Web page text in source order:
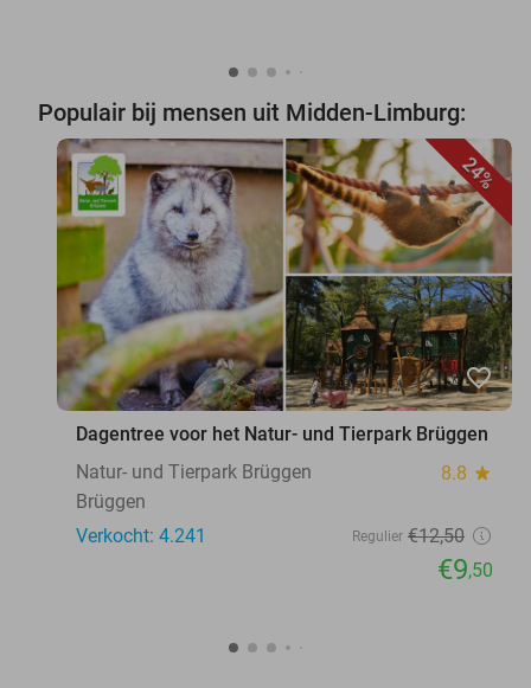
Populair bij mensen uit Midden-Limburg:
24%
favorite_border
Dagentree voor het Natur- und Tierpark Brüggen
Natur- und Tierpark Brüggen
8.8 star
Brüggen
Verkocht: 4.241
Regulier €12,50
€9,50